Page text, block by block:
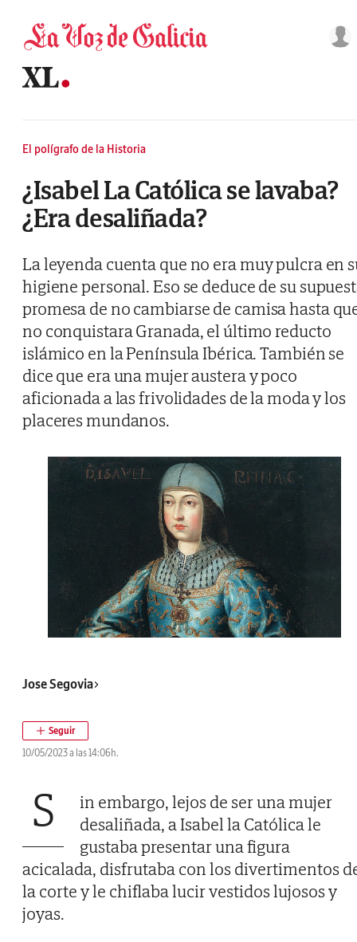
El polígrafo de la Historia
¿Isabel La Católica se lavaba?
¿Era desaliñada?
La leyenda cuenta que no era muy pulcra en
higiene personal. Eso se deduce de su
promesa de no cambiarse de camisa hasta
no conquistara Granada, el último reducto
islámico en la Península Ibérica. También se
dice que era una mujer austera y poco
aficionada a las frivolidades de la moda y los
placeres mundanos.
Jose Segovia
10/05/2023 a las 14:06h.
S
in embargo, lejos de ser una mujer
desaliñada, a Isabel la Católica le
gustaba presentar una figura
acicalada, disfrutaba con los divertimentos
la corte y le chiflaba lucir vestidos lujosos y
joyas.